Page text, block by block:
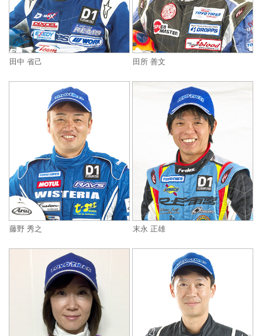
田中 省己 田所 善文
藤野 秀之 末永 正雄